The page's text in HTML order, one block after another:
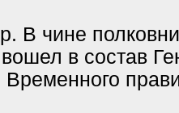
В чине
в состав
Временного